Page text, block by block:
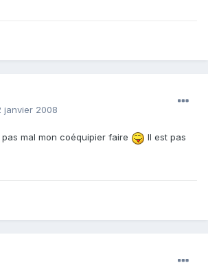
janvier 2008
mal mon coéquipier faire
Il est pas